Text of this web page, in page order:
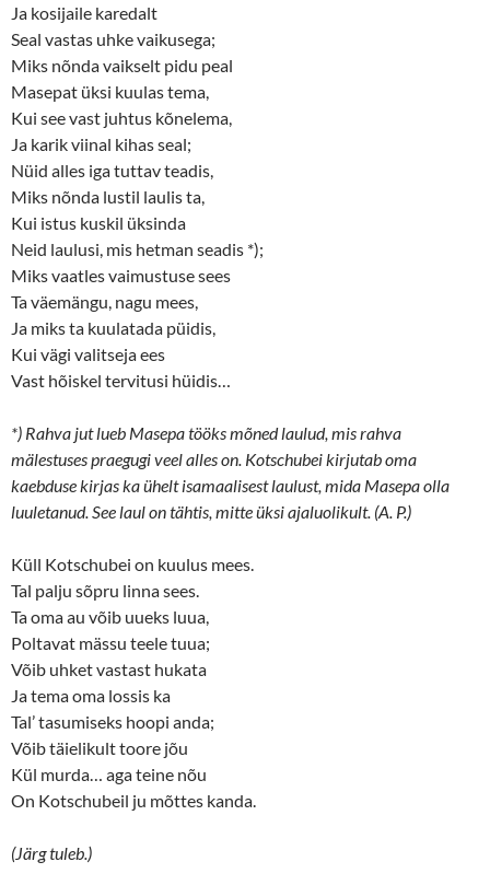
Ja kosijaile karedalt
Seal vastas uhke vaikusega;
Miks nõnda vaikselt pidu peal
Masepat üksi kuulas tema,
Kui see vast juhtus kõnelema,
Ja karik viinal kihas seal;
Nüid alles iga tuttav teadis,
Miks nõnda lustil laulis ta,
Kui istus kuskil üksinda
Neid laulusi, mis hetman seadis *);
Miks vaatles vaimustuse sees
Ta väemängu, nagu mees,
Ja miks ta kuulatada püidis,
Kui vägi valitseja ees
Vast hõiskel tervitusi hüidis…
*) Rahva jut lueb Masepa tööks mõned laulud, mis rahva
mälestuses praegugi veel alles on. Kotschubei kirjutab oma
kaebduse kirjas ka ühelt isamaalisest laulust, mida Masepa olla
luuletanud. See laul on tähtis, mitte üksi ajaluolikult. (A. P.)
Küll Kotschubei on kuulus mees.
Tal palju sõpru linna sees.
Ta oma au võib uueks luua,
Poltavat mässu teele tuua;
Võib uhket vastast hukata
Ja tema oma lossis ka
Tal’ tasumiseks hoopi anda;
Võib täielikult toore jõu
Kül murda… aga teine nõu
On Kotschubeil ju mõttes kanda.
(Järg tuleb.)